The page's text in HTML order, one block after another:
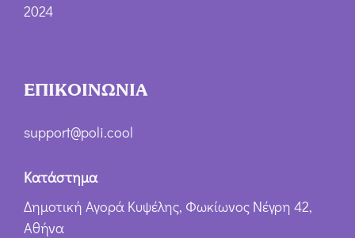
2024
ΕΠΙΚΟΙΝΩΝΙΑ
support@poli.cool
Κατάστημα
Δημοτική Αγορά Κυψέλης, Φωκίωνος Νέγρη 42,
Αθήνα